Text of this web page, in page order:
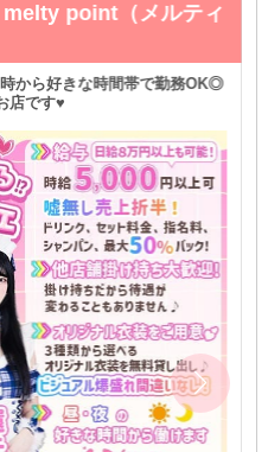
melty point（メルティ
から好きな時間帯で勤務OK◎
店です♥